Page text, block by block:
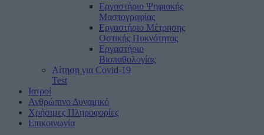
Εργαστήριο Ψηφιακής
Μαστογραφίας
Εργαστήριο Μέτρησης
Οστικής Πυκνότητας
Εργαστήριο
Βιοπαθολογίας
Αίτηση για Covid-19
Test
Ιατροί
Ανθρώπινο Δυναμικό
Χρήσιμες Πληροφορίες
Επικοινωνία